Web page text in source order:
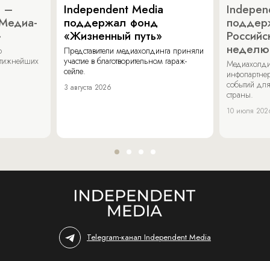
–
Independent Media
поддержал фонд
«Жизненный путь»
Представители медиахолдинга приняли
участие в благотворительном гараж-
сейле.
3 августа 2026
неделю
событий
страны.
10 июля
Telegram-канал Independent Media